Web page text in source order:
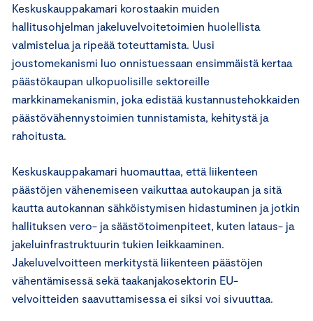
Keskuskauppakamari korostaakin muiden
hallitusohjelman jakeluvelvoitetoimien huolellista
valmistelua ja ripeää toteuttamista. Uusi
joustomekanismi luo onnistuessaan ensimmäistä kertaa
päästökaupan ulkopuolisille sektoreille
markkinamekanismin, joka edistää kustannustehokkaiden
päästövähennystoimien tunnistamista, kehitystä ja
rahoitusta.
Keskuskauppakamari huomauttaa, että liikenteen
päästöjen vähenemiseen vaikuttaa autokaupan ja sitä
kautta autokannan sähköistymisen hidastuminen ja jotkin
hallituksen vero- ja säästötoimenpiteet, kuten lataus- ja
jakeluinfrastruktuurin tukien leikkaaminen.
Jakeluvelvoitteen merkitystä liikenteen päästöjen
vähentämisessä sekä taakanjakosektorin EU-
velvoitteiden saavuttamisessa ei siksi voi sivuuttaa.